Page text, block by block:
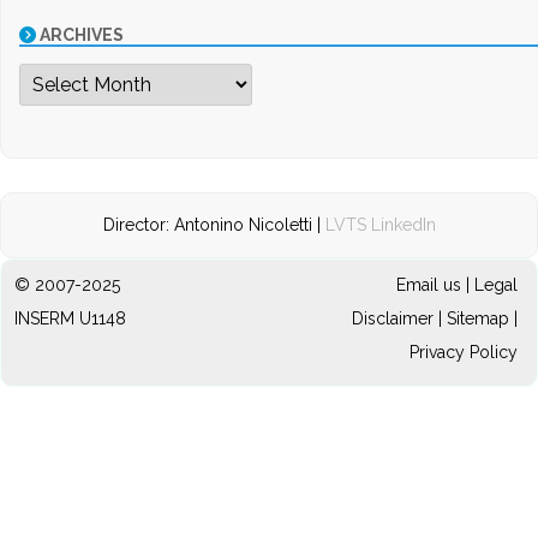
ARCHIVES
Archives
Director: Antonino Nicoletti | LVTS LinkedIn
© 2007-2025
INSERM U1148
Email us
Legal
Disclaimer| Sitemap
Privacy Policy